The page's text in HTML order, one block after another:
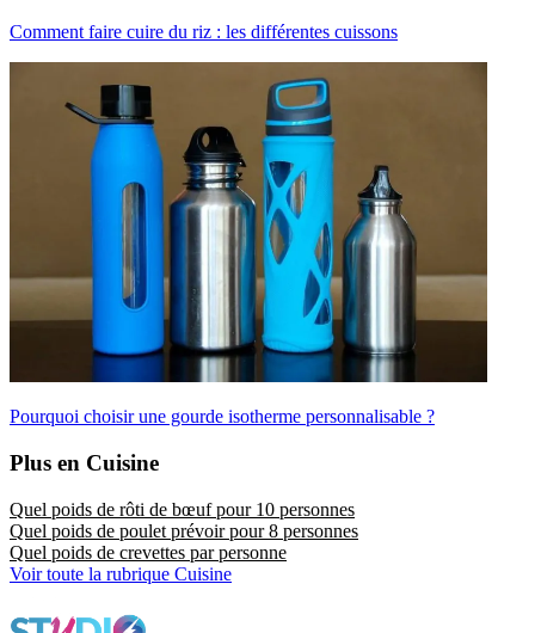
Comment faire cuire du riz : les différentes cuissons
Pourquoi choisir une gourde isotherme personnalisable ?
Plus en Cuisine
Quel poids de rôti de bœuf pour 10 personnes
Quel poids de poulet prévoir pour 8 personnes
Quel poids de crevettes par personne
Voir toute la rubrique Cuisine